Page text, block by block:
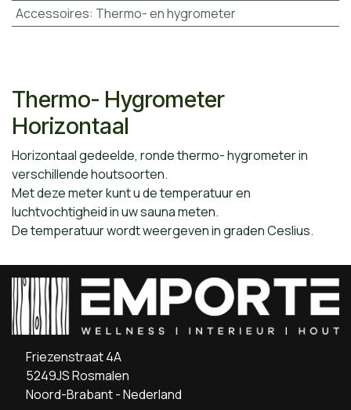
Accessoires: Thermo- en hygrometer
Thermo- Hygrometer
Horizontaal
Horizontaal gedeelde, ronde thermo- hygrometer in
verschillende houtsoorten.
Met deze meter kunt u de temperatuur en
luchtvochtigheid in uw sauna meten.
De temperatuur wordt weergeven in graden Ceslius.
Friezenstraat 4A
5249JS Rosmalen
Noord-Brabant - Nederland